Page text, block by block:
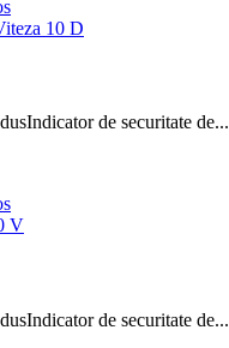
de securitate de...
de securitate de...